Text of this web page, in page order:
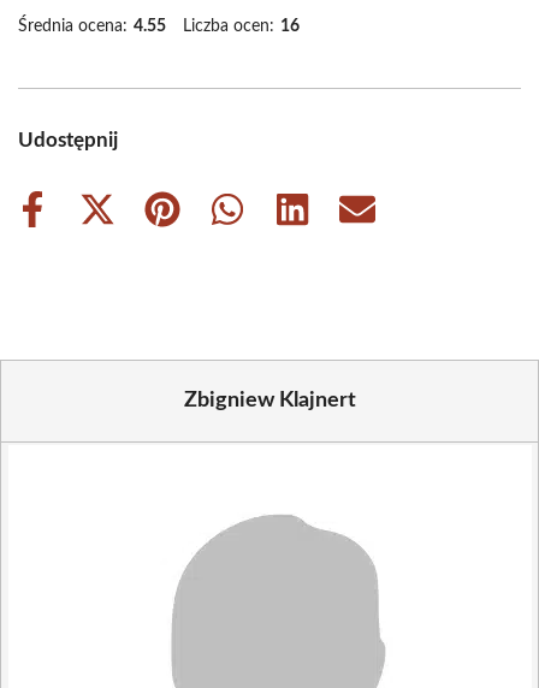
Średnia ocena: 4.55 Liczba ocen: 16
Udostępnij
Share
Share
Share
Share
Share
Share
Zbigniew Klajnert